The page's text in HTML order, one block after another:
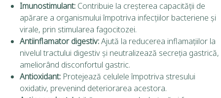
Imunostimulant: Contribuie la creșterea capacității de
apărare a organismului împotriva infecțiilor bacteriene și
virale, prin stimularea fagocitozei.
Antiinflamator digestiv:Ajută la reducerea inflamațiilor la
nivelul tractului digestiv și neutralizează secreția gastrică,
ameliorând disconfortul gastric.
Antioxidant: Protejează celulele împotriva stresului
oxidativ, prevenind deteriorarea acestora.